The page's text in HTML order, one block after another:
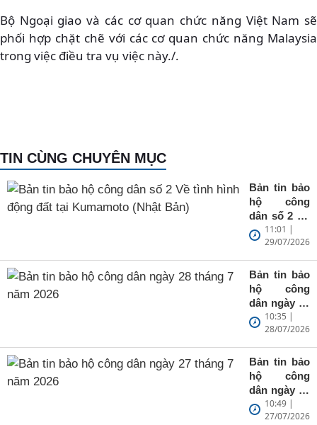
Bộ Ngoại giao và các cơ quan chức năng Việt Nam sẽ
phối hợp chặt chẽ với các cơ quan chức năng Malaysia
trong việc điều tra vụ việc này./.
TIN CÙNG CHUYÊN MỤC
Bản tin bảo
hộ công
dân số 2 Về
tình hình
động đất tại
Kumamoto
(Nhật Bản)
11:01 |
29/07/2026
Bản tin bảo
hộ công
dân ngày 28
tháng 7 năm
2026
10:35 |
28/07/2026
Bản tin bảo
hộ công
dân ngày 27
tháng 7 năm
2026
10:49 |
27/07/2026